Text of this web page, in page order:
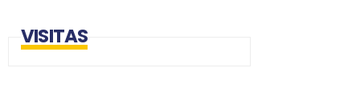
VISITAS